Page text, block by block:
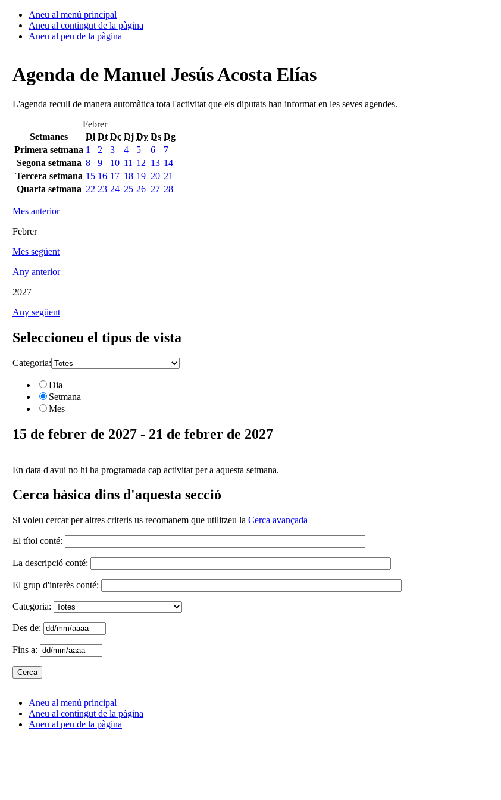
Aneu al menú principal
Aneu al contingut de la pàgina
Aneu al peu de la pàgina
Agenda de Manuel Jesús Acosta Elías
L'agenda recull de manera automàtica tota l'activitat que els diputats han informat en les seves agendes.
Febrer
Setmanes
Dl Dt Dc Dj Dv Ds Dg
Primera setmana 1 2 3 4 5 6
7
Segona setmana 8 9 10 11 12 13 14
Tercera setmana 15 16 17 18 19 20 21
Quarta setmana 22 23 24 25 26 27 28
Mes anterior
Febrer
Mes següent
Any anterior
2027
Any següent
Seleccioneu el tipus de vista
Categoria:
Dia
Setmana
Mes
15 de febrer de 2027 - 21 de febrer de 2027
En data d'avui no hi ha programada cap activitat per a aquesta setmana.
Cerca bàsica dins d'aquesta secció
Si voleu cercar per altres criteris us recomanem que utilitzeu la Cerca avançada
El títol conté:
La descripció conté:
El grup d'interès conté:
Categoria:
Des de:
Fins a:
Aneu al menú principal
Aneu al contingut de la pàgina
Aneu al peu de la pàgina